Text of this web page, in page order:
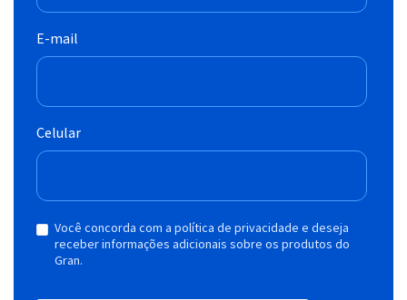
E-mail
Celular
Você concorda com a política de privacidade e deseja
receber informações adicionais sobre os produtos do
Gran.